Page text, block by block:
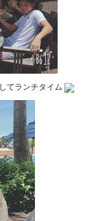
てランチタイム